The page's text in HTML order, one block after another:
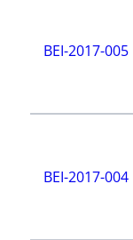
BEI-2017-005
BEI-2017-004